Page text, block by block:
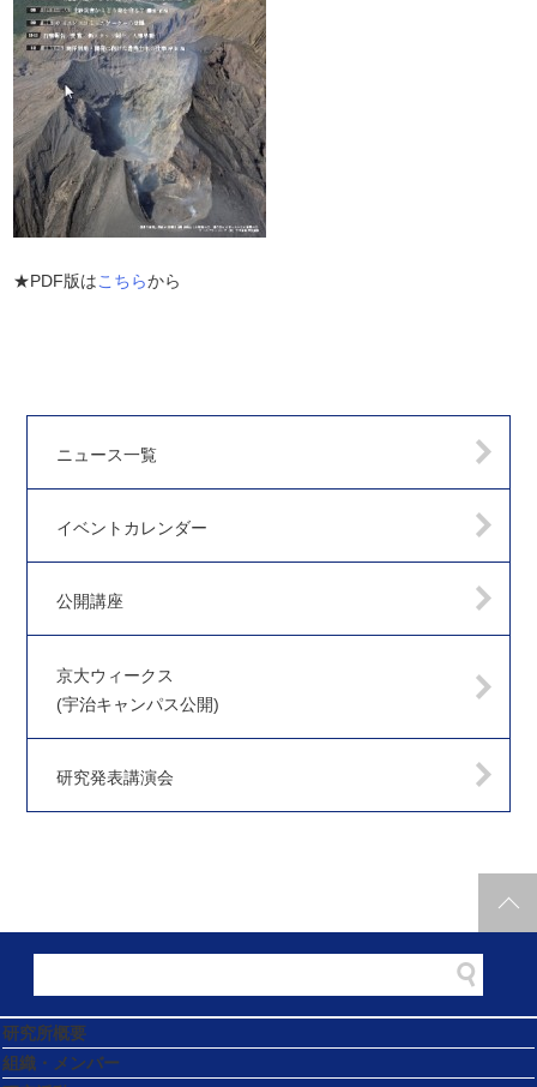
★PDF版はこちらから
ニュース一覧
イベントカレンダー
公開講座
京大ウィークス
(宇治キャンパス公開)
研究発表講演会
研究所概要
組織・メンバー